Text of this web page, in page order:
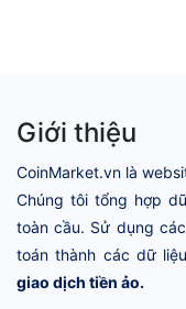
Giới thiệu
CoinMarket.vn là
Chúng tôi tổng hợp
toàn cầu. Sử dụng
toán thành các dữ
giao dịch tiền ảo.